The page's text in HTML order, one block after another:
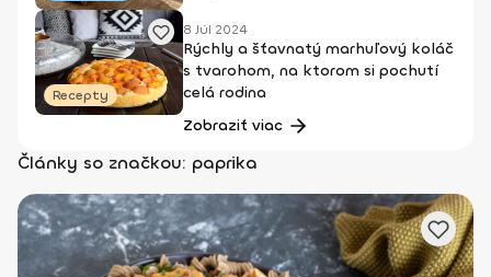
Recepty
8 Júl 2024
Rýchly a šťavnatý marhuľový koláč
s tvarohom, na ktorom si pochutí
celá rodina
Zobraziť viac
Články so značkou: paprika